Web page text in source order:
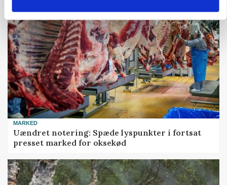
MARKED
Uændret notering: Spæde lyspunkter i fortsat
presset marked for oksekød